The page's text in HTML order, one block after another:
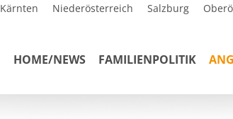
Kärnten Niederösterreich Salzburg
HOME/NEWS FAMILIENPOLITIK